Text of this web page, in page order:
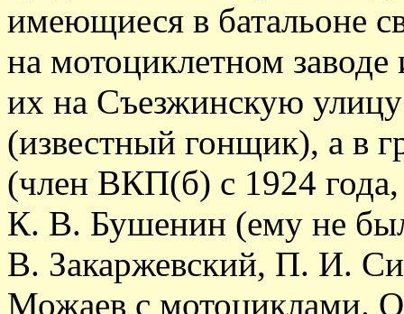
имеющиеся в батальоне
на мотоциклетном
их на Съезжинскую
(известный гонщик), а в
(член ВКП(б) с 1924
К. В. Бушенин (ему не
В. Закаржевский, П. И.
Можаев с мотоциклами.